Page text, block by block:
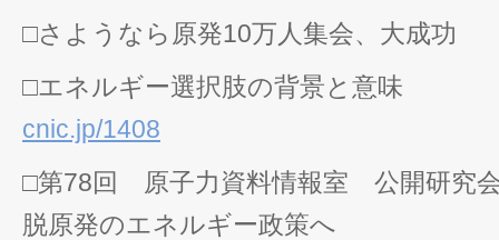
□さようなら原発10万人集会、大成功
□エネルギー選択肢の背景と意味
cnic.jp/1408
□第78回 原子力資料情報室 公開研
脱原発のエネルギー政策へ